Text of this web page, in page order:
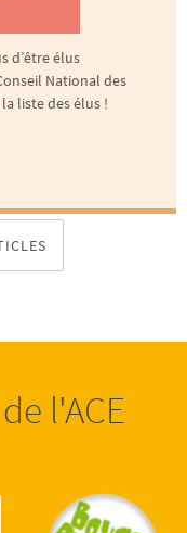
d’être élus
National des
liste des élus !
l'ACE